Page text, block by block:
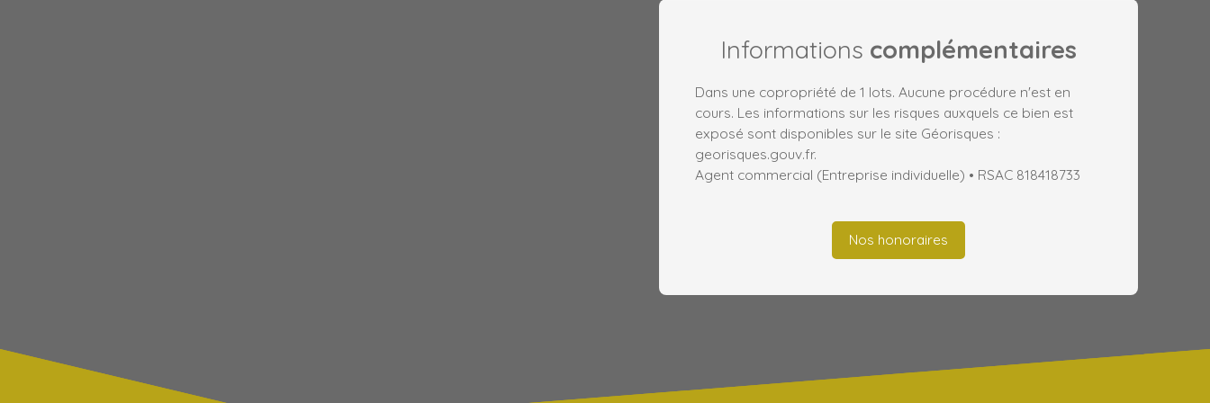
Informations complémentaires
Dans une copropriété de 1 lots. Aucune procédure n'est en
cours. Les informations sur les risques auxquels ce bien est
exposé sont disponibles sur le site Géorisques :
georisques.gouv.fr.
Agent commercial (Entreprise individuelle) • RSAC 818418733
Nos honoraires